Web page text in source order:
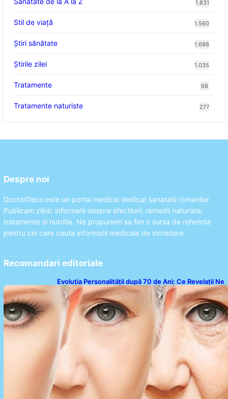
1.831
Stil de viaţă 1.560
Ştiri sănătate 1.686
Știrile zilei 1.035
Tratamente 68
Tratamente naturiste 277
Despre noi
DoctorDeco este un portal medical dedicat sanatatii romanilor.
Publicam zilnic informatii despre afectiuni, remedii naturiste,
tratamente si nutritie. Ne propunem sa fim o sursa de referinta
pentru cei care cauta informatii medicale de incredere.
Recomandari editoriale
Evoluția Personalității după 70 de Ani: Ce Revelații Ne
Oferă Studiile Psihologice